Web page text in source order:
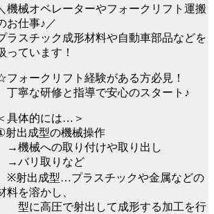
機械オペレーターやフォークリフト運搬
お仕事♪／
ラスチック成形材料や自動車部品などを
っています！
フォークリフト経験がある方必見！
丁寧な研修と指導で安心のスタート♪
具体的には…＞
射出成型の機械操作
→機械への取り付けや取り出し
→バリ取りなど
※射出成型…プラスチックや金属などの
料を溶かし、
型に高圧で射出して成形する加工を行